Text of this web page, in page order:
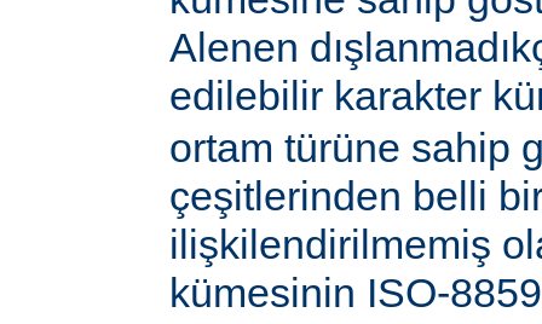
Alenen
edilebilir karakter
ortam türüne sahip
çeşitlerinden belli
ilişkilendirilmemiş
kümesinin ISO-